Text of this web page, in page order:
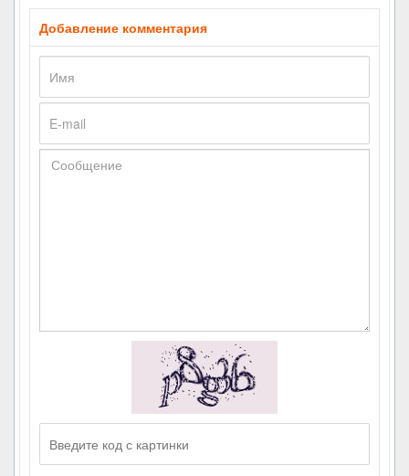
Добавление комментария